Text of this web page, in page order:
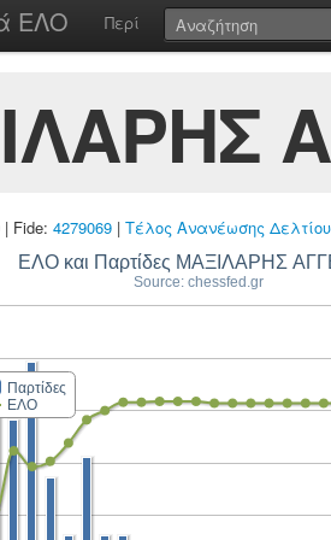
ΕΛΟ Περί
Fide: 4279069 | Τέλος Ανανέωσης Δελτίου
ΕΛΟ και Παρτίδες ΜΑΞΙΛΑΡΗΣ
Source: chessfed.gr
Παρτίδες
ΕΛΟ